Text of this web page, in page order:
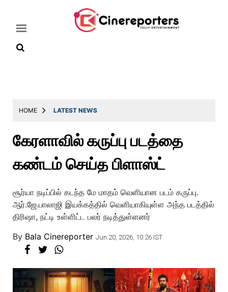
Latest
Throwback
Television
Photos
Story
HOME LATEST NEWS
கேரளாவில் கருப்பு படத்தை
கண்டம் செய்த பிளாஸ்ட்
சூர்யா நடிப்பில் கடந்த மே மாதம் வெளியான படம் கருப்பு.
ஆர்.ஜே.பாலாஜி இயக்கத்தில் வெளியாகியுள்ள அந்த படத்தில்
திரிஷா, நட்டி உள்ளிட்ட பலர் நடித்துள்ளனர்
By Bala Cinereporter Jun 20, 2026, 10:26 IST